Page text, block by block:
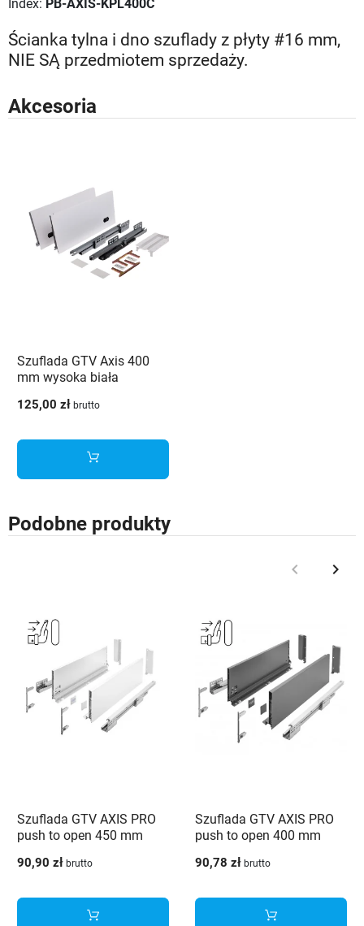
Index: PB-AXIS-KPL400C
Ścianka tylna i dno szuflady z płyty #16 mm,
NIE SĄ przedmiotem sprzedaży.
Akcesoria
Szuflada GTV Axis 400
mm wysoka biała
125,00 zł brutto
Podobne produkty
Poprzedni
keyboard_arrow_left keyboard_arrow_right
Szuflada GTV AXIS PRO
push to open 450 mm
AXISPRO-P2O-KPL450C1
90,90 zł brutto
Szuflada GTV AXIS PRO
push to open 400 mm
PB-AXISPRO-P2O-
90,78 zł brutto